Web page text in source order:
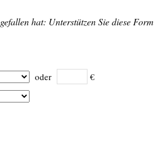
hat: Unterstützen Sie diese Form
oder €